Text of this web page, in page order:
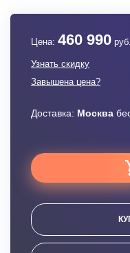
Цена: 460 990 руб.
Узнать скидку
Завышена цена?
Доставка: Москва